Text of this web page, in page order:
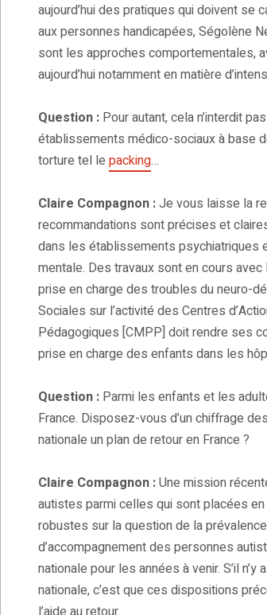
aujourd’hui des pratiques qui doivent se
aux personnes handicapées, Ségolène
sont les approches comportementales,
aujourd’hui notamment en matière
Question : Pour autant, cela n’interdit
établissements médico-sociaux à base
torture tel le packing…
Claire Compagnon :Je vous laisse la
recommandations sont précises et
dans les établissements psychiatriques
mentale. Des travaux sont en cours
prise en charge des troubles du neuro-
Sociales sur l’activité des Centres
Pédagogiques [CMPP] doit rendre ses
prise en charge des enfants dans les
Question : Parmi les enfants et les
France. Disposez-vous d’un chiffrage
nationale un plan de retour en France ?
Claire Compagnon :Une mission
autistes parmi celles qui sont placées
robustes sur la question de la
d’accompagnement des personnes
nationale pour les années à venir. S’il
nationale, c’est que ces dispositions